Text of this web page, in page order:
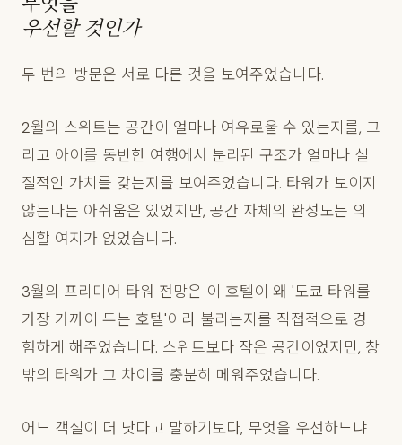
우선할 것인가
두 번의 방문은 서로 다른 것을 보여주었습니다.
2월의 스위트는 공간이 얼마나 여유로울 수 있는지를, 그
리고 아이를 동반한 여행에서 분리된 구조가 얼마나 실
질적인 가치를 갖는지를 보여주었습니다. 타워가 보이지
않는다는 아쉬움은 있었지만, 공간 자체의 완성도는 의
심할 여지가 없었습니다.
3월의 프리미어 타워 전망은 이 호텔이 왜 '도쿄 타워를
가장 가까이 두는 호텔'이라 불리는지를 직접적으로 경
험하게 해주었습니다. 스위트보다 작은 공간이었지만, 창
밖의 타워가 그 차이를 충분히 메워주었습니다.
어느 객실이 더 낫다고 말하기보다, 무엇을 우선하느냐